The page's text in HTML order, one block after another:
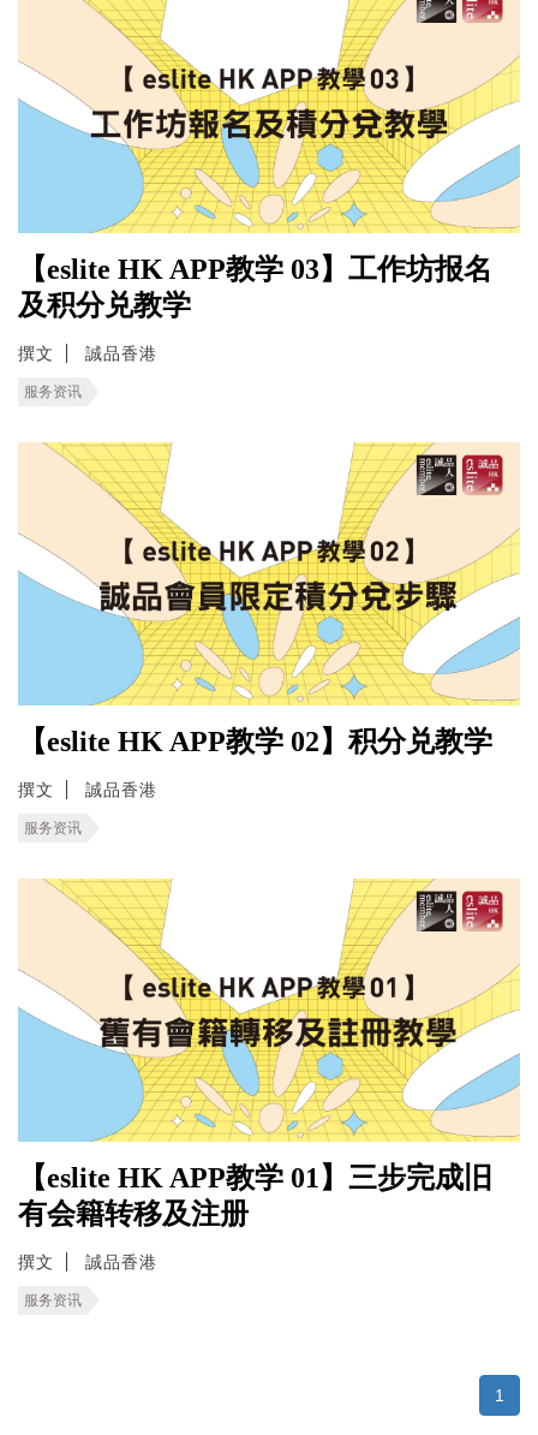
【eslite HK APP教学 03】工作坊报名
及积分兑教学
撰文 誠品香港
服务资讯
【eslite HK APP教学 02】积分兑教学
撰文 誠品香港
服务资讯
【eslite HK APP教学 01】三步完成旧
有会籍转移及注册
撰文 誠品香港
服务资讯
1